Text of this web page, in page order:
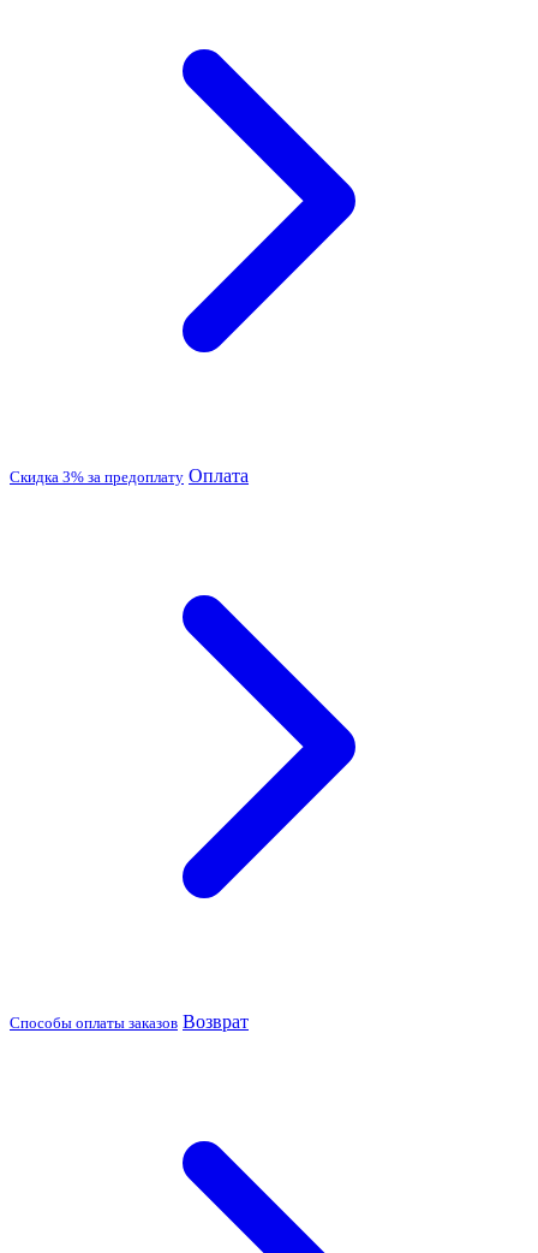
Скидка 3% за предоплату Оплата
Способы оплаты заказов Возврат